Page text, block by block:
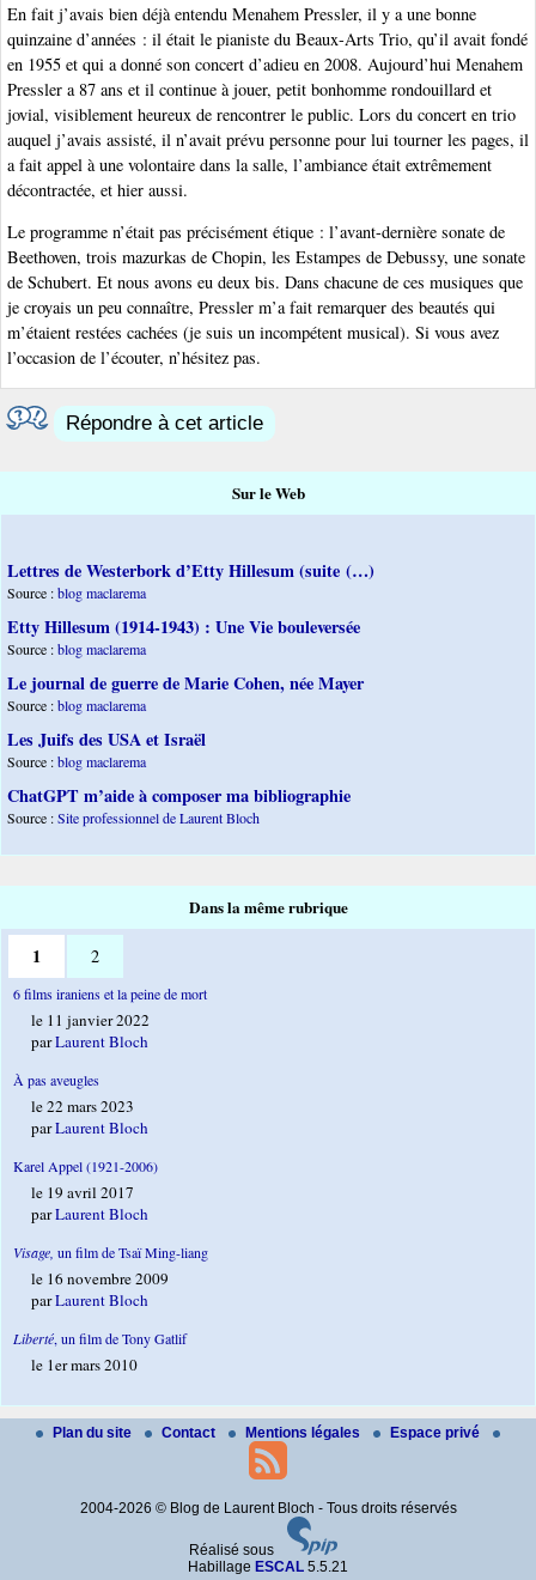
En fait j’avais bien déjà entendu Menahem Pressler, il y a une bonne
quinzaine d’années : il était le pianiste du Beaux-Arts Trio, qu’il avait fondé
en 1955 et qui a donné son concert d’adieu en 2008. Aujourd’hui Menahem
Pressler a 87 ans et il continue à jouer, petit bonhomme rondouillard et
jovial, visiblement heureux de rencontrer le public. Lors du concert en trio
auquel j’avais assisté, il n’avait prévu personne pour lui tourner les pages, il
a fait appel à une volontaire dans la salle, l’ambiance était extrêmement
décontractée, et hier aussi.
Le programme n’était pas précisément étique : l’avant-dernière sonate de
Beethoven, trois mazurkas de Chopin, les Estampes de Debussy, une sonate
de Schubert. Et nous avons eu deux bis. Dans chacune de ces musiques que
je croyais un peu connaître, Pressler m’a fait remarquer des beautés qui
m’étaient restées cachées (je suis un incompétent musical). Si vous avez
l’occasion de l’écouter, n’hésitez pas.
Répondre à cet article
Sur le Web
Lettres de Westerbork d’Etty Hillesum (suite (…)
Source :blog maclarema
Etty Hillesum (1914-1943) : Une Vie bouleversée
Source :blog maclarema
Le journal de guerre de Marie Cohen, née Mayer
Source :blog maclarema
Les Juifs des USA et Israël
Source :blog maclarema
ChatGPT m’aide à composer ma bibliographie
Source :Site professionnel de Laurent Bloch
Dans la même rubrique
1 2
6 films iraniens et la peine de mort
le 11 janvier 2022
parLaurent Bloch
À pas aveugles
le 22 mars 2023
parLaurent Bloch
Karel Appel (1921-2006)
le 19 avril 2017
parLaurent Bloch
Visage, un film de Tsaï Ming-liang
le 16 novembre 2009
parLaurent Bloch
Liberté, un film de Tony Gatlif
le 1er mars 2010
Plan du site Contact Mentions légales Espace privé
2004-2026 © Blog de Laurent Bloch - Tous droits réservés
Réalisé sous
Habillage ESCAL 5.5.21